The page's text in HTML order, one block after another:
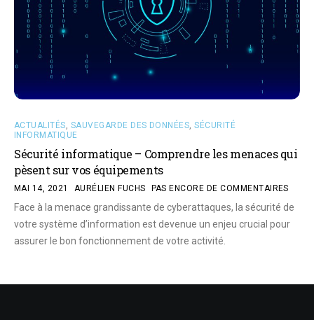
ACTUALITÉS, SAUVEGARDE DES DONNÉES,SÉCURITÉ
INFORMATIQUE
Sécurité informatique – Comprendre les menaces qui
pèsent sur vos équipements
MAI 14, 2021 AURÉLIEN FUCHS PAS ENCORE DE COMMENTAIRES
Face à la menace grandissante de cyberattaques, la sécurité de
votre système d’information est devenue un enjeu crucial pour
assurer le bon fonctionnement de votre activité.